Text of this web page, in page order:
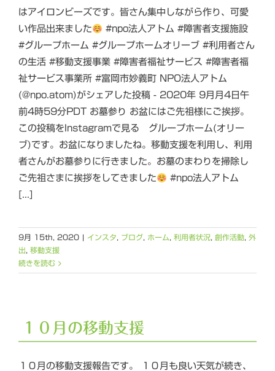
はアイロンビーズです。皆さん集中しながら作り、可愛
い作品出来ました
#npo法人アトム #障害者支援施設
#グループホーム #グループホームオリーブ #利用者さん
の生活 #移動支援事業 #障害者福祉サービス #障害者福
祉サービス事業所 #富岡市妙義町 NPO法人アトム
(@npo.atom)がシェアした投稿 - 2020年 9月月4日午
前4時59分PDT お墓参り お盆にはご先祖様にご挨拶。
この投稿をInstagramで見る グループホーム(オリー
ブ)です。お盆になりましたね。移動支援を利用し、利用
者さんがお墓参りに行きました。お墓のまわりを掃除し
ご先祖さまに挨拶をしてきました
#npo法人アトム
[...]
9月 15th, 2020 | インスタ ブログ ホーム 利用者状況 創作活動 外
出
移動支援
続きを読む
１０月の移動支援
１０月の移動支援報告です。 １０月も良い天気が続き、